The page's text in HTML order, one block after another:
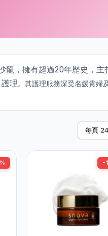
龍，擁有超過20年歷史，主
理。其護理服務深受名媛貴婦
-